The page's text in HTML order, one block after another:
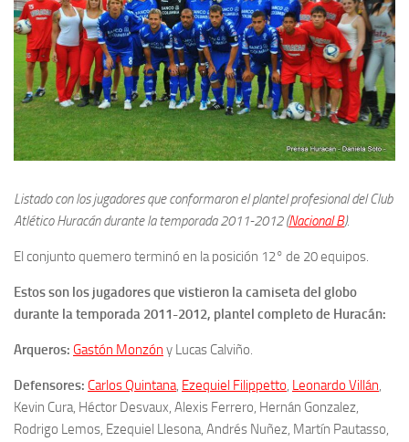
Listado con los jugadores que conformaron el plantel profesional del Club
Atlético Huracán durante la temporada 2011-2012 (Nacional B).
El conjunto quemero terminó en la posición 12° de 20 equipos.
Estos son los jugadores que vistieron la camiseta del globo
durante la temporada 2011-2012, plantel completo de Huracán:
Arqueros: Gastón Monzón y Lucas Calviño.
Defensores: Carlos Quintana, Ezequiel Filippetto, Leonardo Villán,
Kevin Cura, Héctor Desvaux, Alexis Ferrero, Hernán Gonzalez,
Rodrigo Lemos, Ezequiel Llesona, Andrés Nuñez, Martín Pautasso,